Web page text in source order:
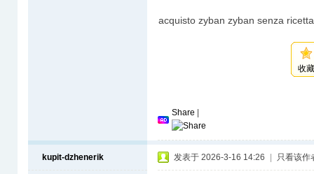
acquisto zyban zyban senza ricetta
收
Share
kupit-dzhenerik 发表于 2026-3-16 14:26 只看该作